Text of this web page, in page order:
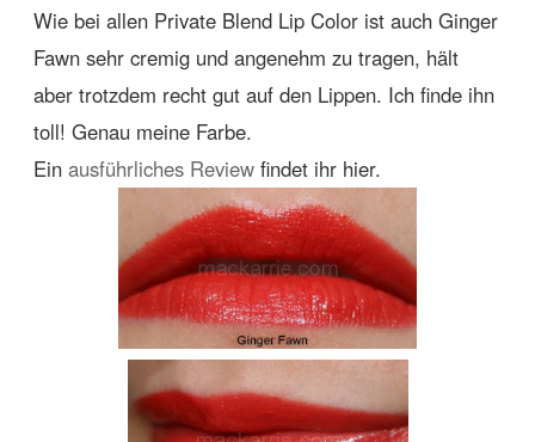
Wie bei allen Private Blend Lip Color ist auch Ginger
Fawn sehr cremig und angenehm zu tragen, hält
aber trotzdem recht gut auf den Lippen. Ich finde ihn
toll! Genau meine Farbe.
Ein ausführliches Review findet ihr hier.